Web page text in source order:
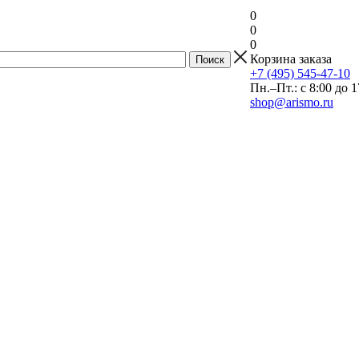
0
0
0
Корзина заказа
+7 (495) 545-47-10
Пн.–Пт.: с 8:00 до
shop@arismo.ru